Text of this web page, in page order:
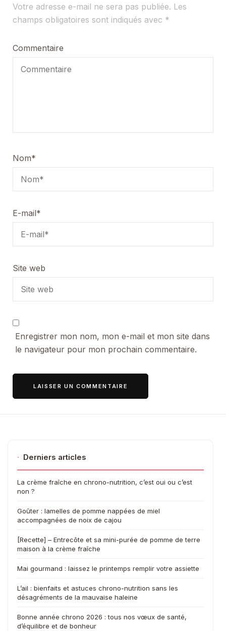
Votre adresse e-mail ne sera pas publiée. Les
champs obligatoires sont indiqués avec *
Commentaire
Nom*
E-mail*
Site web
Enregistrer mon nom, mon e-mail et mon site dans
le navigateur pour mon prochain commentaire.
· Derniers articles
La crème fraîche en chrono-nutrition, c’est oui ou c’est
non ?
Goûter : lamelles de pomme nappées de miel
accompagnées de noix de cajou
[Recette] – Entrecôte et sa mini-purée de pomme de terre
maison à la crème fraîche
Mai gourmand : laissez le printemps remplir votre assiette
L’ail : bienfaits et astuces chrono-nutrition sans les
désagréments de la mauvaise haleine
Bonne année chrono 2026 : tous nos vœux de santé,
d’équilibre et de bonheur